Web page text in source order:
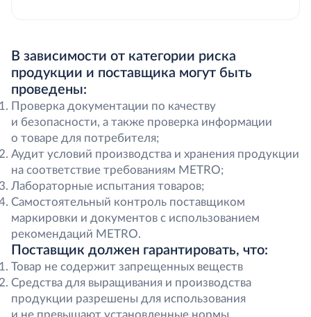
В зависимости от категории риска
продукции и поставщика могут быть
проведены:
Проверка документации по качеству
и безопасности, а также проверка информации
о товаре для потребителя;
Аудит условий производства и хранения продукции
на соответствие требованиям METRO;
Лабораторные испытания товаров;
Самостоятельный контроль поставщиком
маркировки и документов с использованием
рекомендаций METRO.
Поставщик должен гарантировать, что:
Товар не содержит запрещенных веществ
Средства для выращивания и производства
продукции разрешены для использования
и не превышают установленные нормы